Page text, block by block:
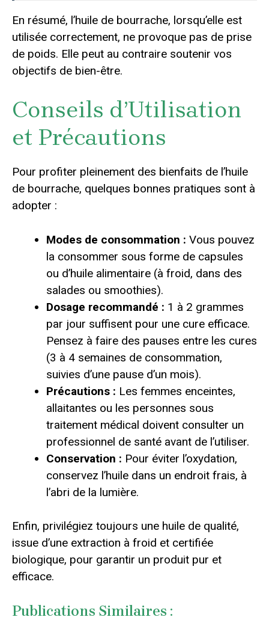
En résumé, l’huile de bourrache, lorsqu’elle est
utilisée correctement, ne provoque pas de prise
de poids. Elle peut au contraire soutenir vos
objectifs de bien-être.
Conseils d’Utilisation
et Précautions
Pour profiter pleinement des bienfaits de l’huile
de bourrache, quelques bonnes pratiques sont à
adopter :
Modes de consommation : Vous pouvez
la consommer sous forme de capsules
ou d’huile alimentaire (à froid, dans des
salades ou smoothies).
Dosage recommandé : 1 à 2 grammes
par jour suffisent pour une cure efficace.
Pensez à faire des pauses entre les cures
(3 à 4 semaines de consommation,
suivies d’une pause d’un mois).
Précautions : Les femmes enceintes,
allaitantes ou les personnes sous
traitement médical doivent consulter un
professionnel de santé avant de l’utiliser.
Conservation : Pour éviter l’oxydation,
conservez l’huile dans un endroit frais, à
l’abri de la lumière.
Enfin, privilégiez toujours une huile de qualité,
issue d’une extraction à froid et certifiée
biologique, pour garantir un produit pur et
efficace.
Publications Similaires :